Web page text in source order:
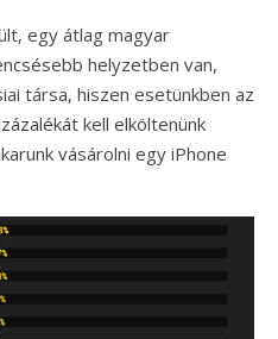
egy átlag magyar
helyzetben van,
társa, hiszen esetünkben az
kell elköltenünk
vásárolni egy iPhone